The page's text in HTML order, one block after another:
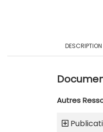
DESCRIPTION
Autres